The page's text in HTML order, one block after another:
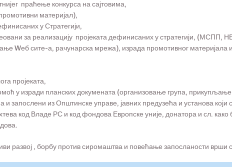
праћење конкурса на сајтовима,
материјал),
у Стратегији,
за реализацију пројеката дефинисаних у стратегији,
Wеб сите-а, рачунарска мрежа), израда промотивног
пројеката,
у изради планских докумената (организовање група,
и запослени из Општинске управе, јавних предузећа и установа који
код Владе РС и код фондова Европске уније, донатора и сл.
развој , борбу против сиромаштва и повећање запосланости врши